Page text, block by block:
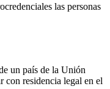
las personas
un país de la Unión
con residencia legal en el